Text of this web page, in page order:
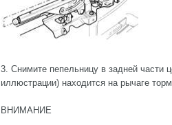
3. Снимите пепельницу в задней части
иллюстрации) находится на рычаге
ВНИМАНИЕ